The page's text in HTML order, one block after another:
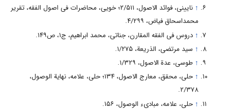
↑
نایینی، فوائد الاصول، ۲/۵۱۱؛ خویی، محاضرات فی اصول الفقه، تقریر
محمداسحاق فیاض، ۴/۲۹۹.
↑ دروس فی الفقه المقارن، جناتی، محمد ابراهیم، ج۱، ص۱۴۹.
↑ سید مرتضی، الذریعة، ۱/۲۷۵.
↑ طوسی، عدة الاصول، ۱/۳۲۹.
↑
حلی، محقق، معارج الاصول، ۱۳۴؛ حلی، علامه، نهایة الوصول،
۲/۳۷۸.
↑ حلی، علامه، مبادیء الوصول، ۱۵۶.